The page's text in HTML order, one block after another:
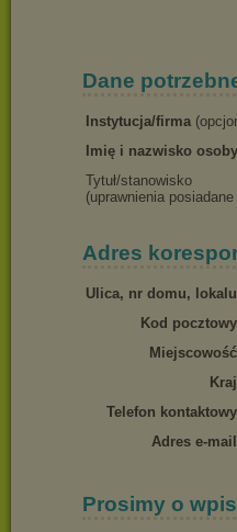
Dane
Instytucja/firma
Imię i nazwisko
Tytuł/stanowisko
(uprawnienia
Adres
Ulica, nr domu, lokalu
Kod pocztowy
Miejscowość
Kraj
Telefon kontaktowy
Adres e-mail
Prosimy o